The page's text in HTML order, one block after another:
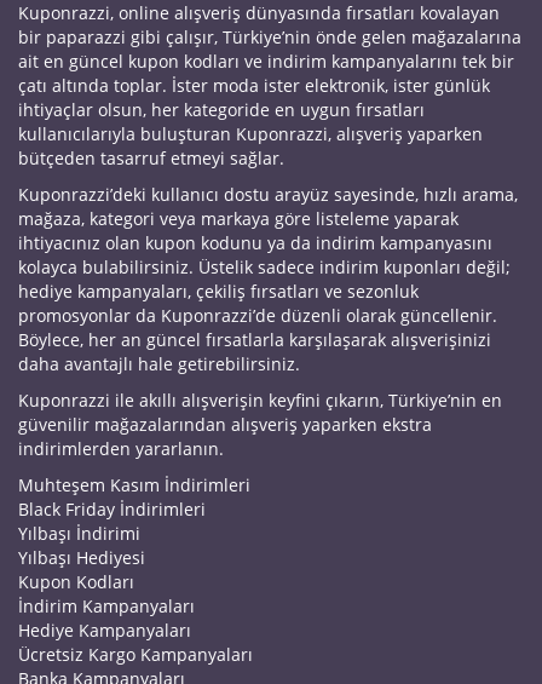
Kuponrazzi, online alışveriş dünyasında fırsatları kovalayan
bir paparazzi gibi çalışır, Türkiye’nin önde gelen mağazalarına
ait en güncel kupon kodları ve indirim kampanyalarını tek bir
çatı altında toplar. İster moda ister elektronik, ister günlük
ihtiyaçlar olsun, her kategoride en uygun fırsatları
kullanıcılarıyla buluşturan Kuponrazzi, alışveriş yaparken
bütçeden tasarruf etmeyi sağlar.
Kuponrazzi’deki kullanıcı dostu arayüz sayesinde, hızlı arama,
mağaza, kategori veya markaya göre listeleme yaparak
ihtiyacınız olan kupon kodunu ya da indirim kampanyasını
kolayca bulabilirsiniz. Üstelik sadece indirim kuponları değil;
hediye kampanyaları, çekiliş fırsatları ve sezonluk
promosyonlar da Kuponrazzi’de düzenli olarak güncellenir.
Böylece, her an güncel fırsatlarla karşılaşarak alışverişinizi
daha avantajlı hale getirebilirsiniz.
Kuponrazzi ile akıllı alışverişin keyfini çıkarın, Türkiye’nin en
güvenilir mağazalarından alışveriş yaparken ekstra
indirimlerden yararlanın.
Muhteşem Kasım İndirimleri
Black Friday İndirimleri
Yılbaşı İndirimi
Yılbaşı Hediyesi
Kupon Kodları
İndirim Kampanyaları
Hediye Kampanyaları
Ücretsiz Kargo Kampanyaları
Banka Kampanyaları